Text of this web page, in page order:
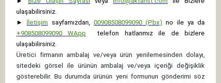
ulaşabilirsiniz.
►
İletişim sayfamızdan, 00908508099090 (Pbx) no ile ya da
+908508099090 WApp
telefon hatlarımız ile de bizlere
ulaşabilirsiniz.
Üretici firmanın ambalaj ve/veya ürün yenilemesinden dolayı,
sitedeki görsel ile ürünün ambalaj ve/veya içeriği değişiklik
gösterebilir. Bu durumda ürünün yeni formunun gönderimi söz